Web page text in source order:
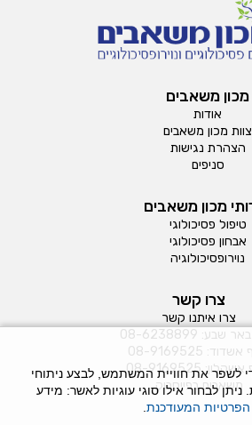
מכון משאבים
אודות
צוות מכון משאבים
הצהרת נגישות
סניפים
מכון משאבים
טיפול פסיכולוגי
אבחון פסיכולוגי
נוירופסיכולוגיה
צרו קשר
צרו איתנו קשר
באר שבע: 08-6238899
אשדוד: 08-9169525
אשקלון: 08-9169525
משאבים בפייסבוק
לשפר את חוויית המשתמש, לבצע ניתוחי
לבחור אילו סוגי עוגיות לאשר: מידע
הפרטיות המעודכנת.